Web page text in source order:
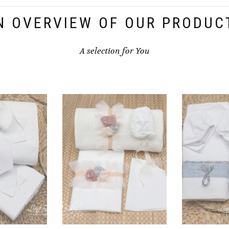
OVERVIEW OF OUR
A selection for You